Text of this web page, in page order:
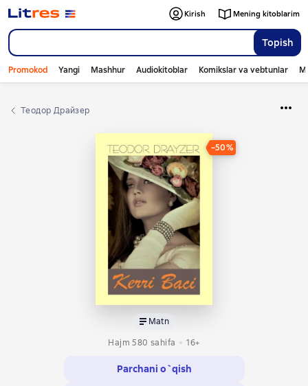
Topish
Kirish Mening kitoblarim
Promokod Yangi Mashhur Audiokitoblar Komikslar va vebtunlar
Теодор Драйзер
−50%
Matn
Hajm 580 sahifa
16+
Parchani o`qish